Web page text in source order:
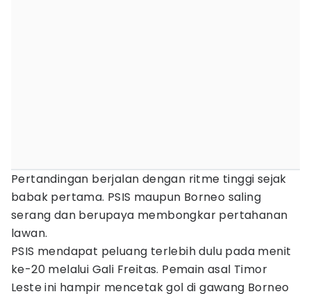
Pertandingan berjalan dengan ritme tinggi sejak
babak pertama. PSIS maupun Borneo saling
serang dan berupaya membongkar pertahanan
lawan.
PSIS mendapat peluang terlebih dulu pada menit
ke-20 melalui Gali Freitas. Pemain asal Timor
Leste ini hampir mencetak gol di gawang Borneo